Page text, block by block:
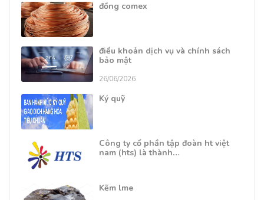
đồng comex
điều khoản dịch vụ và chính sách
bảo mật
26/06/2026
Ký quỹ
Công ty cổ phần tập đoàn ht việt
nam (hts) là thành…
Kẽm lme